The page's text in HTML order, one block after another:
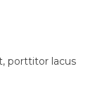
porttitor lacus